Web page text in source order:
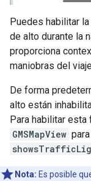
Puedes habilitar
de alto durante la
proporciona
maniobras del
De forma
alto están
Para habilitar esta
GMSMapView
Nota: Es posible